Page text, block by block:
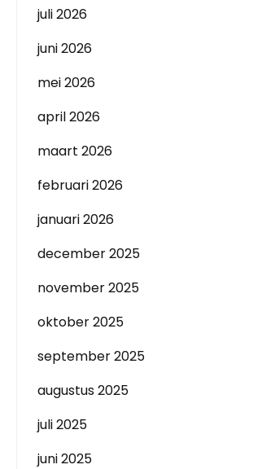
juli 2026
juni 2026
mei 2026
april 2026
maart 2026
februari 2026
januari 2026
december 2025
november 2025
oktober 2025
september 2025
augustus 2025
juli 2025
juni 2025